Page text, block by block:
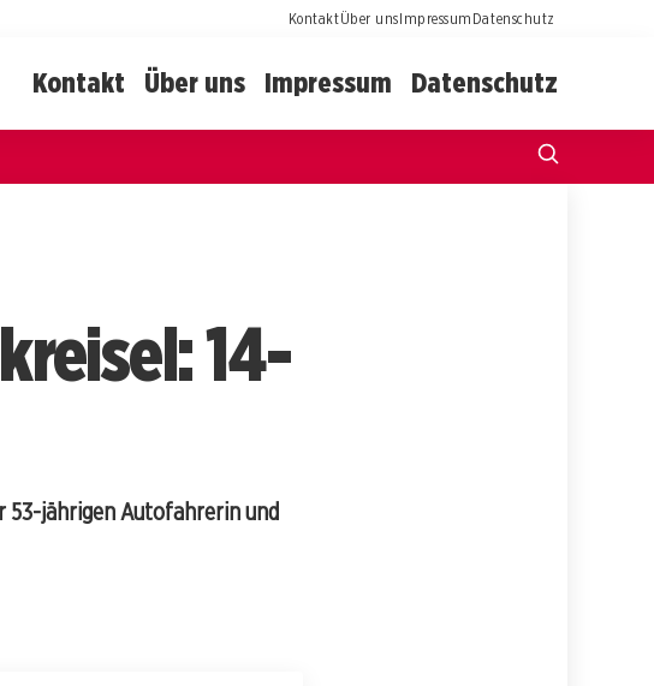
KontaktÜber unsImpressumDatenschutz
Kontakt Über uns Impressum Datenschutz
14-
53-jährigen Autofahrerin und